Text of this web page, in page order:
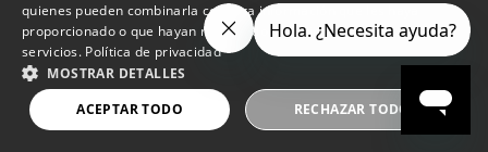
quienes pueden combinarla con otra información que les haya
proporcionado o que hayan recopilado a partir del uso de sus
servicios. Política de privacidad
MOSTRAR DETALLES
ACEPTAR TODO
RECHAZAR TODO